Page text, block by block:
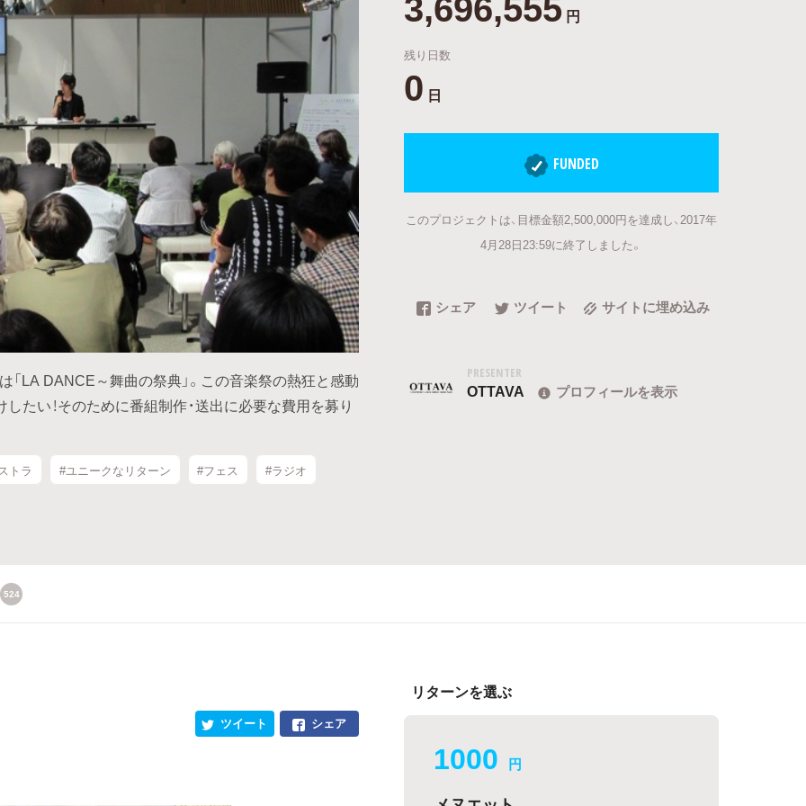
「LA DANCE～舞曲の祭典」。この音楽祭の熱狂と感動
たい！そのために番組制作・送出に必要な費用を募り
トラ #ユニークなリターン #フェス #ラジオ
円
残り日数
0 日
FUNDED
このプロジェクトは、目標金額2,500,000円を達成し、2017年
4月28日23:59に終了しました。
シェア ツイート サイトに埋め込み
PRESENTER
OTTAVA プロフィールを表示
524
シェア
ツイート
リターンを選ぶ
1000 円